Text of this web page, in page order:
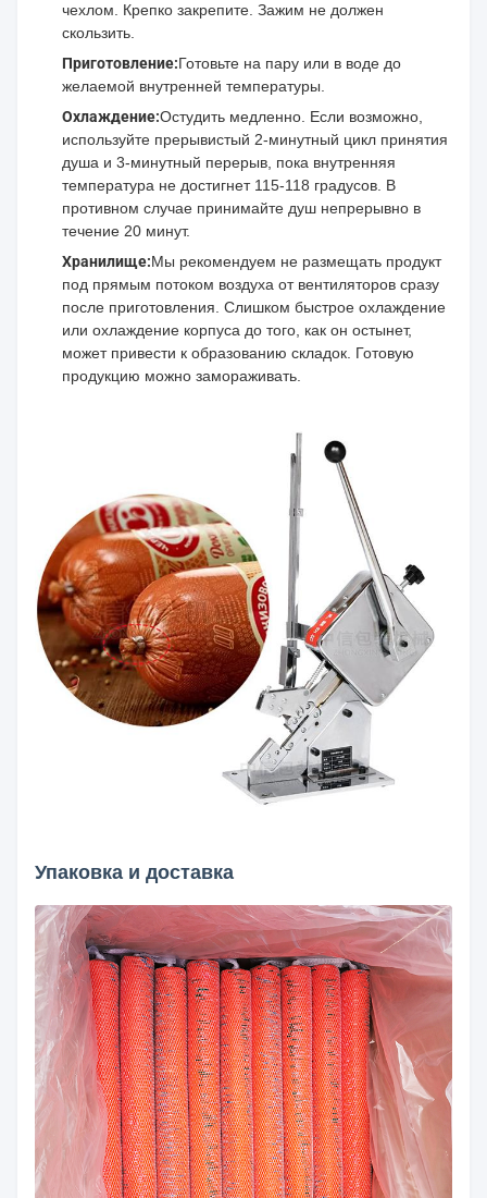
чехлом. Крепко закрепите. Зажим не должен
скользить.
Приготовление:Готовьте на пару или в воде до
желаемой внутренней температуры.
Охлаждение:Остудить медленно. Если возможно,
используйте прерывистый 2-минутный цикл принятия
душа и 3-минутный перерыв, пока внутренняя
температура не достигнет 115-118 градусов. В
противном случае принимайте душ непрерывно в
течение 20 минут.
Хранилище:Мы рекомендуем не размещать продукт
под прямым потоком воздуха от вентиляторов сразу
после приготовления. Слишком быстрое охлаждение
или охлаждение корпуса до того, как он остынет,
может привести к образованию складок. Готовую
продукцию можно замораживать.
Упаковка и доставка